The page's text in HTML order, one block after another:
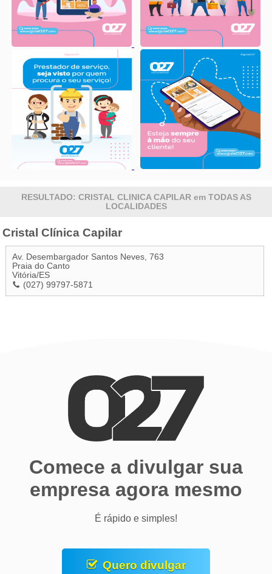
RESULTADO: CRISTAL CLINICA CAPILAR em TODAS AS
LOCALIDADES
Cristal Clínica Capilar
Av. Desembargador Santos Neves, 763
Praia do Canto
Vitória/ES
(027) 99797-5871
Comece a divulgar sua
empresa agora mesmo
É rápido e simples!
Quero divulgar